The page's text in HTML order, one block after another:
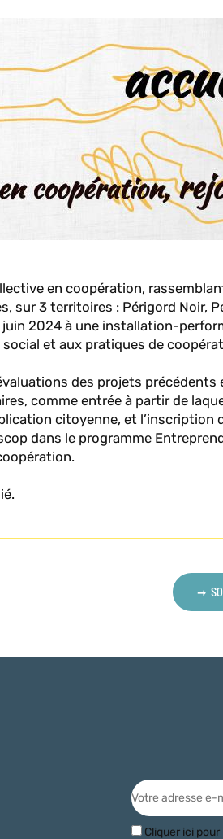
en coopération,
sur 3 territoires : Périgord Noir,
2024 à une installation-
et aux pratiques de
des projets précédents
comme entrée à partir de
citoyenne, et l’inscription
dans le programme
Cliquer ici